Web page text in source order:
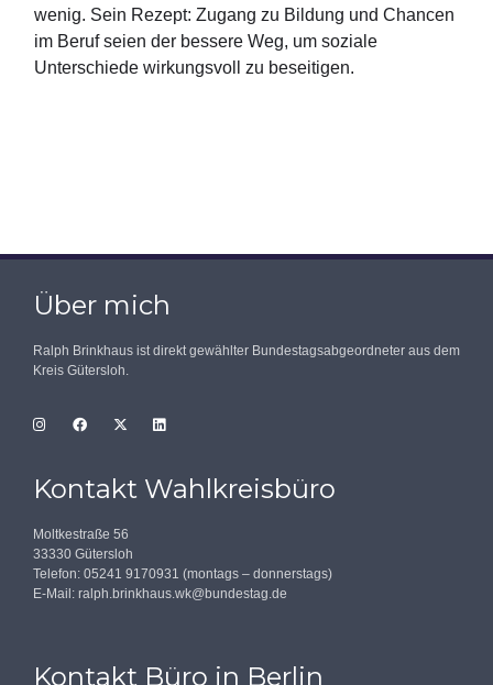
wenig. Sein Rezept: Zugang zu Bildung und Chancen
im Beruf seien der bessere Weg, um soziale
Unterschiede wirkungsvoll zu beseitigen.
Über mich
Ralph Brinkhaus ist direkt gewählter Bundestagsabgeordneter aus dem
Kreis Gütersloh.
Kontakt Wahlkreisbüro
Moltkestraße 56
33330 Gütersloh
Telefon: 05241 9170931 (montags – donnerstags)
E-Mail: ralph.brinkhaus.wk@bundestag.de
Kontakt Büro in Berlin